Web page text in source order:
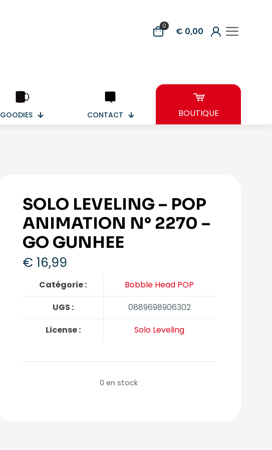
0 € 0,00
GOODIES CONTACT BOUTIQUE
SOLO LEVELING – POP
ANIMATION N° 2270 –
GO GUNHEE
€ 16,99
Catégorie :
Bobble Head POP
UGS :
0889698906302
License :
Solo Leveling
0 en stock